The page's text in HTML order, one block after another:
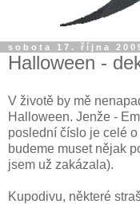
sobota 17. října
Halloween -
V životě by mě
Halloween. Jenže -
poslední číslo je celé
budeme muset nějak
jsem už zakázala).
Kupodivu, některé